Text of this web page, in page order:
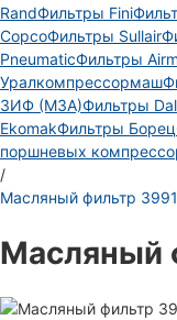
RandФильтры Fini
CopcoФильтры Sullair
PneumaticФильтры
Уралкомпрессормаш
ЗИФ (МЗА)Фильтры
EkomakФильтры Борец
поршневых
/
Масляный фильтр
Масляный